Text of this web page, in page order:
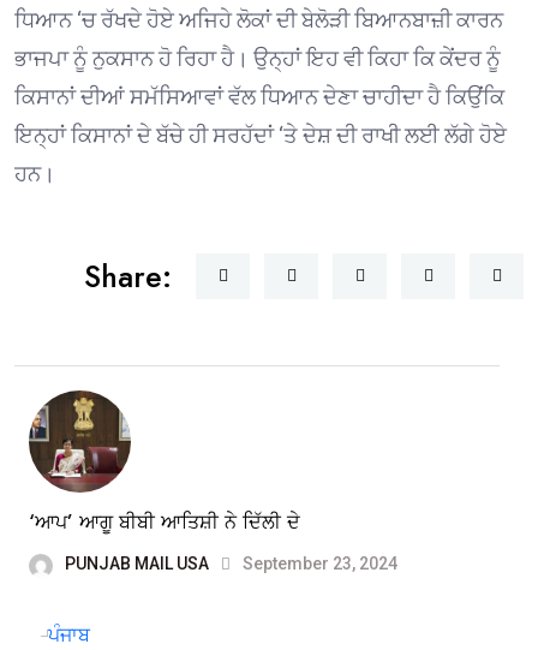
ਧਿਆਨ ‘ਚ ਰੱਖਦੇ ਹੋਏ ਅਜਿਹੇ ਲੋਕਾਂ ਦੀ ਬੇਲੋੜੀ ਬਿਆਨਬਾਜ਼ੀ ਕਾਰਨ
ਭਾਜਪਾ ਨੂੰ ਨੁਕਸਾਨ ਹੋ ਰਿਹਾ ਹੈ। ਉਨ੍ਹਾਂ ਇਹ ਵੀ ਕਿਹਾ ਕਿ ਕੇਂਦਰ ਨੂੰ
ਕਿਸਾਨਾਂ ਦੀਆਂ ਸਮੱਸਿਆਵਾਂ ਵੱਲ ਧਿਆਨ ਦੇਣਾ ਚਾਹੀਦਾ ਹੈ ਕਿਉਂਕਿ
ਇਨ੍ਹਾਂ ਕਿਸਾਨਾਂ ਦੇ ਬੱਚੇ ਹੀ ਸਰਹੱਦਾਂ ‘ਤੇ ਦੇਸ਼ ਦੀ ਰਾਖੀ ਲਈ ਲੱਗੇ ਹੋਏ
ਹਨ।
Share:
‘ਆਪ’ ਆਗੂ ਬੀਬੀ ਆਤਿਸ਼ੀ ਨੇ ਦਿੱਲੀ ਦੇ
PUNJAB MAIL USA September 23, 2024